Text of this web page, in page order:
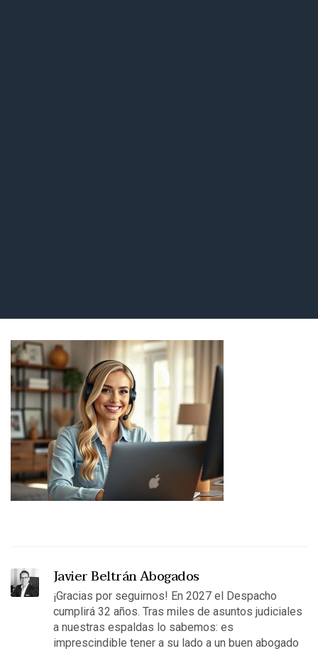
Javier Beltrán Abogados
¡Gracias por seguirnos! En 2027 el Despacho
cumplirá 32 años. Tras miles de asuntos judiciales
a nuestras espaldas lo sabemos: es
imprescindible tener a su lado a un buen abogado